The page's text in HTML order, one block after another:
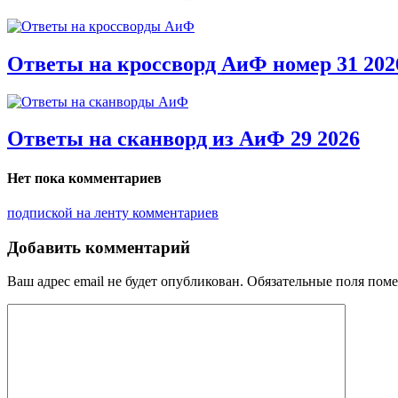
Ответы на кроссворд АиФ номер 31
Ответы на сканворд из АиФ 29 2026
Нет пока комментариев
подпиской на ленту комментариев
Добавить комментарий
Ваш адрес email не будет опубликован. Обязательные поля